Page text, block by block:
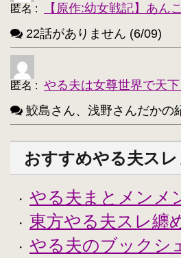
匿名 :
【原作:幼女戦記】あん
22話がありません (6/09)
匿名 : やる夫は女尊世界で天
鮫島さん、浅野さんだかの
おすすめやる夫ス
・ やる夫まとメンメ
・ 東方やる夫スレ纏
・ やる夫のブックシ